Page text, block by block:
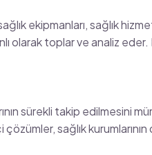
ekipmanları, sağlık
olarak toplar ve analiz
sürekli takip edilmesini
sağlık